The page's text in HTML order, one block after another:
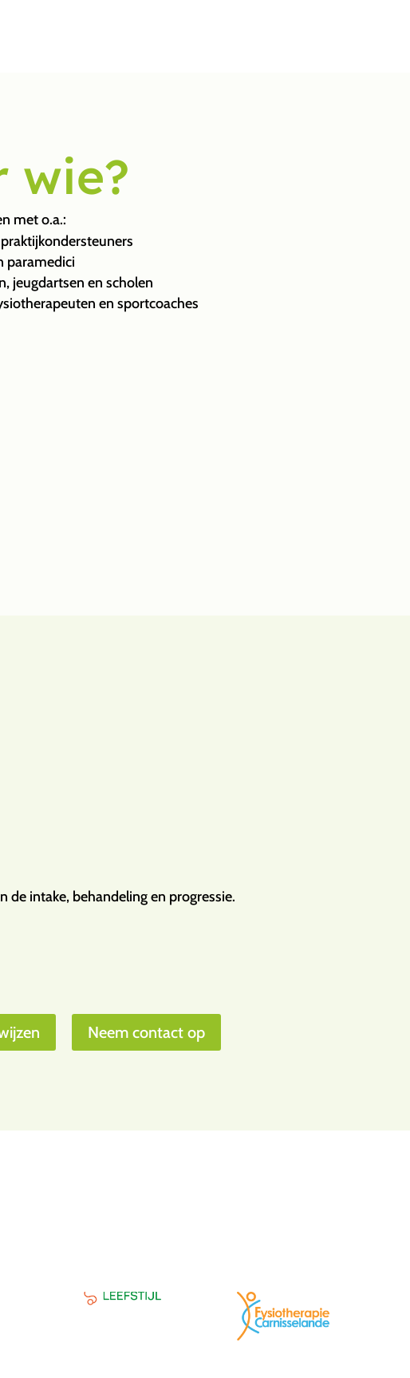
wie?
met o.a.:
paramedici
jeugdartsen en scholen
en sportcoaches
intake, behandeling en progressie.
Neem contact op